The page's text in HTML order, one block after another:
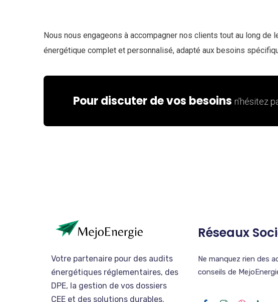
Nous nous engageons à accompagner nos clients tout au long de
énergétique complet et personnalisé, adapté aux besoins
Pour discuter de vos besoins n’hésitez
Votre partenaire pour des audits
énergétiques réglementaires, des
DPE, la gestion de vos dossiers
CEE et des solutions durables.
Réseaux
Ne manquez rien des
conseils de